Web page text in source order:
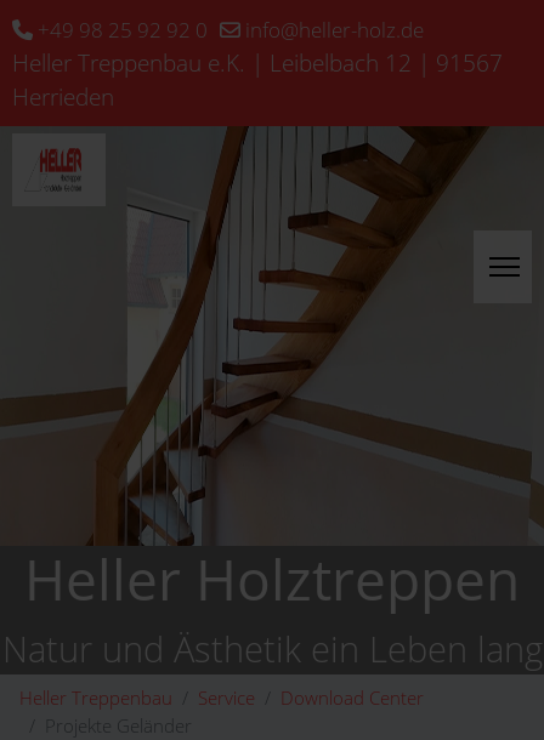
+49 98 25 92 92 0 info@heller-holz.de
Heller Treppenbau e.K. | Leibelbach 12 | 91567
Herrieden
Heller Holztreppen
Natur und Ästhetik ein Leben lang
Heller Treppenbau Service
Download Center
Projekte Geländer